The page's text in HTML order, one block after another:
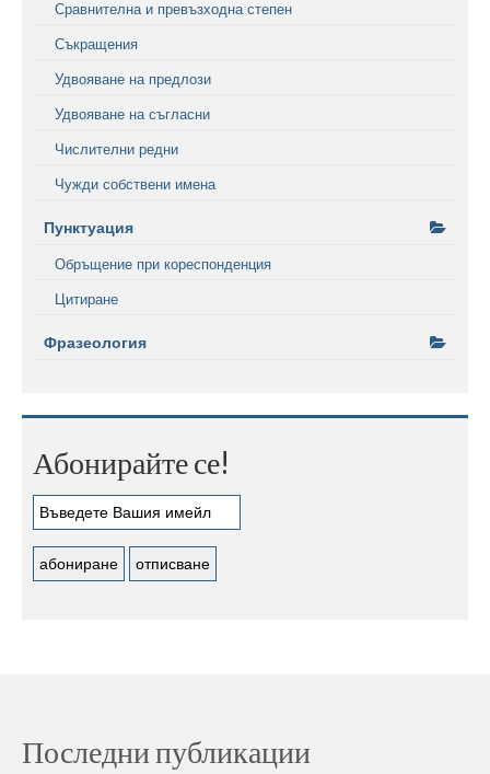
Сравнителна и превъзходна степен
Съкращения
Удвояване на предлози
Удвояване на съгласни
Числителни редни
Чужди собствени имена
Пунктуация
Обръщение при кореспонденция
Цитиране
Фразеология
Абонирайте се!
Последни публикации